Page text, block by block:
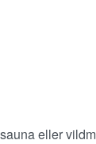
eller